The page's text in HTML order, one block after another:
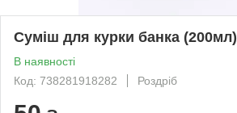
Суміш для курки банка (200мл)
В наявності
Код: 738281918282
Роздріб